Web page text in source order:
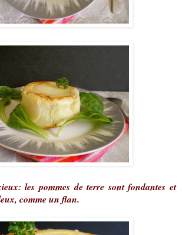
les pommes de terre sont fondantes et
comme un flan.